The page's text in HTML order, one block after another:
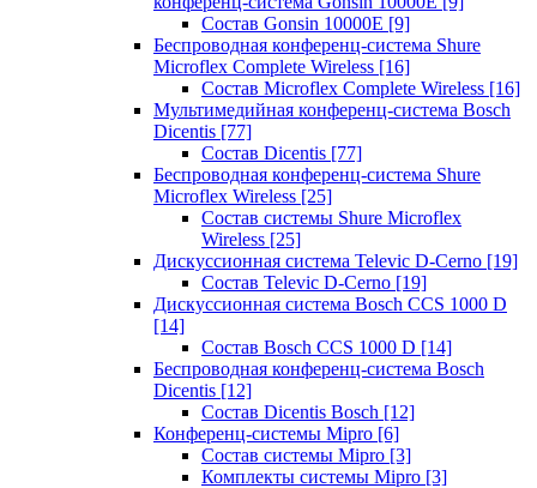
Состав Gonsin 10000E [9]
Беспроводная конференц-система Shure
Microflex Complete Wireless [16]
Состав Microflex Complete Wireless [16]
Мультимедийная конференц-система Bosch
Dicentis [77]
Состав Dicentis [77]
Беспроводная конференц-система Shure
Microflex Wireless [25]
Состав системы Shure Microflex
Wireless [25]
Дискуссионная система Televic D-Cerno [19]
Состав Televic D-Cerno [19]
Дискуссионная система Bosch CCS 1000 D
[14]
Состав Bosch CCS 1000 D [14]
Беспроводная конференц-система Bosch
Dicentis [12]
Состав Dicentis Bosch [12]
Конференц-системы Mipro [6]
Состав системы Mipro [3]
Комплекты системы Mipro [3]